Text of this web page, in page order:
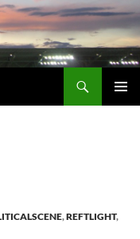
,REFTLIGHT,